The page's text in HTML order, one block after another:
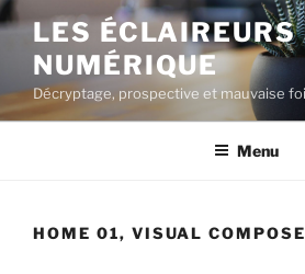
Aller
contenu
principal
LES ÉCLAIREURS
NUMÉRIQUE
Décryptage, prospective et mauvaise foi
Menu
HOME 01, VISUAL